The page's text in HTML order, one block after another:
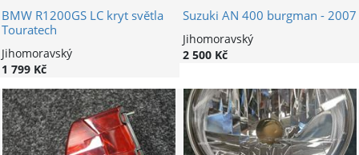
BMW R1200GS LC kryt světla
Touratech
Jihomoravský
1 799 Kč
Suzuki AN 400 burgman - 2007
Jihomoravský
2 500 Kč